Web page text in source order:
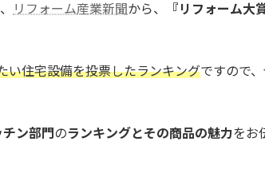
リフォーム産業新聞から、 『リフォーム大
い住宅設備を投票したランキングですので
ン部門 のランキングとその商品の魅力をお